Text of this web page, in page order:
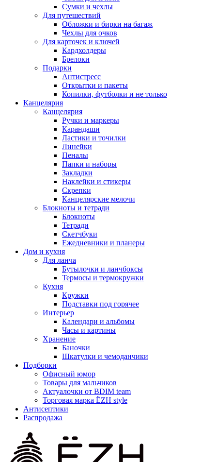
Сумки и чехлы
Для путешествий
Обложки и бирки на багаж
Чехлы для очков
Для карточек и ключей
Кардхолдеры
Брелоки
Подарки
Антистресс
Открытки и пакеты
Копилки, футболки и не только
Канцелярия
Канцелярия
Ручки и маркеры
Карандаши
Ластики и точилки
Линейки
Пеналы
Папки и наборы
Закладки
Наклейки и стикеры
Скрепки
Канцелярские мелочи
Блокноты и тетради
Блокноты
Тетради
Скетчбуки
Ежедневники и планеры
Дом и кухня
Для ланча
Бутылочки и ланчбоксы
Термосы и термокружки
Кухня
Кружки
Подставки под горячее
Интерьер
Календари и альбомы
Часы и картины
Хранение
Баночки
Шкатулки и чемоданчики
Подборки
Офисный юмор
Товары для мальчиков
Актуалочки от BDIM team
Торговая марка ЁZH style
Антисептики
Распродажа